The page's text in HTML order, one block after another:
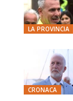
LA PROVINCIA
CRONACA